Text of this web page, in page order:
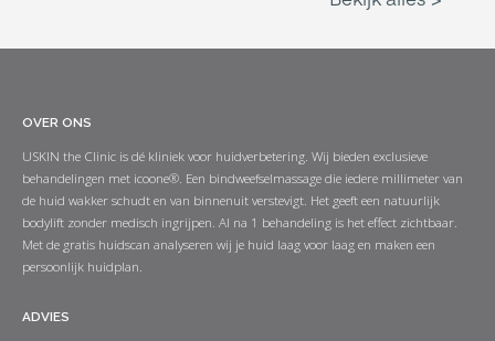
OVER ONS
USKIN the Clinic is dé kliniek voor huidverbetering. Wij bieden exclusieve
behandelingen met icoone®. Een bindweefselmassage die iedere millimeter van
de huid wakker schudt en van binnenuit verstevigt. Het geeft een natuurlijk
bodylift zonder medisch ingrijpen. Al na 1 behandeling is het effect zichtbaar.
Met de gratis huidscan analyseren wij je huid laag voor laag en maken een
persoonlijk huidplan.
ADVIES